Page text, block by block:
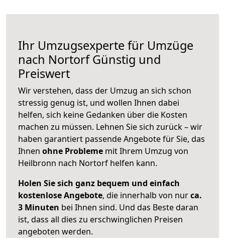
Ihr Umzugsexperte für Umzüge
nach NortorfGünstig und
Preiswert
Wir verstehen, dass der Umzug an sich schon
stressig genug ist, und wollen Ihnen dabei
helfen, sich keine Gedanken über die Kosten
machen zu müssen. Lehnen Sie sich zurück – wir
haben garantiert passende Angebote für Sie, das
Ihnen ohne Probleme mit Ihrem Umzug von
Heilbronn nach Nortorf helfen kann.
Holen Sie sich ganz bequem und einfach
kostenlose Angebote, die innerhalb von nurca.
3 Minuten bei Ihnen sind. Und das Beste daran
ist, dass all dies zu erschwinglichen Preisen
angeboten werden.